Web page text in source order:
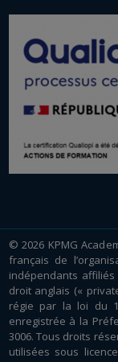
© 2026 KPMG
français de
indépendants
droit anglais («
régie par la loi du
enregistrée à la
3006. Tous droits
utilisées sous